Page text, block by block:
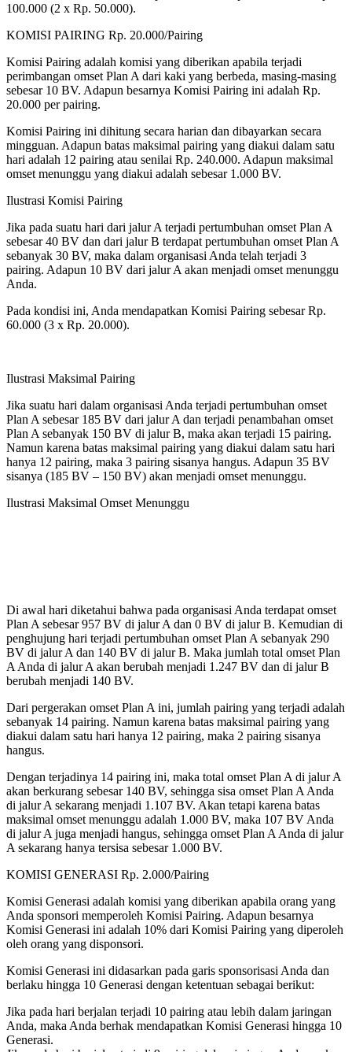
100.000 (2 x Rp. 50.000).
KOMISI PAIRING Rp. 20.000/Pairing
Komisi Pairing adalah komisi yang diberikan apabila terjadi
perimbangan omset Plan A dari kaki yang berbeda, masing-masing
sebesar 10 BV. Adapun besarnya Komisi Pairing ini adalah Rp.
20.000 per pairing.
Komisi Pairing ini dihitung secara harian dan dibayarkan secara
mingguan. Adapun batas maksimal pairing yang diakui dalam satu
hari adalah 12 pairing atau senilai Rp. 240.000. Adapun maksimal
omset menunggu yang diakui adalah sebesar 1.000 BV.
Ilustrasi Komisi Pairing
Jika pada suatu hari dari jalur A terjadi pertumbuhan omset Plan A
sebesar 40 BV dan dari jalur B terdapat pertumbuhan omset Plan A
sebanyak 30 BV, maka dalam organisasi Anda telah terjadi 3
pairing. Adapun 10 BV dari jalur A akan menjadi omset menunggu
Anda.
Pada kondisi ini, Anda mendapatkan Komisi Pairing sebesar Rp.
60.000 (3 x Rp. 20.000).
Ilustrasi Maksimal Pairing
Jika suatu hari dalam organisasi Anda terjadi pertumbuhan omset
Plan A sebesar 185 BV dari jalur A dan terjadi penambahan omset
Plan A sebanyak 150 BV di jalur B, maka akan terjadi 15 pairing.
Namun karena batas maksimal pairing yang diakui dalam satu hari
hanya 12 pairing, maka 3 pairing sisanya hangus. Adapun 35 BV
sisanya (185 BV – 150 BV) akan menjadi omset menunggu.
Ilustrasi Maksimal Omset Menunggu
Di awal hari diketahui bahwa pada organisasi Anda terdapat omset
Plan A sebesar 957 BV di jalur A dan 0 BV di jalur B. Kemudian di
penghujung hari terjadi pertumbuhan omset Plan A sebanyak 290
BV di jalur A dan 140 BV di jalur B. Maka jumlah total omset Plan
A Anda di jalur A akan berubah menjadi 1.247 BV dan di jalur B
berubah menjadi 140 BV.
Dari pergerakan omset Plan A ini, jumlah pairing yang terjadi adalah
sebanyak 14 pairing. Namun karena batas maksimal pairing yang
diakui dalam satu hari hanya 12 pairing, maka 2 pairing sisanya
hangus.
Dengan terjadinya 14 pairing ini, maka total omset Plan A di jalur A
akan berkurang sebesar 140 BV, sehingga sisa omset Plan A Anda
di jalur A sekarang menjadi 1.107 BV. Akan tetapi karena batas
maksimal omset menunggu adalah 1.000 BV, maka 107 BV Anda
di jalur A juga menjadi hangus, sehingga omset Plan A Anda di jalur
A sekarang hanya tersisa sebesar 1.000 BV.
KOMISI GENERASI Rp. 2.000/Pairing
Komisi Generasi adalah komisi yang diberikan apabila orang yang
Anda sponsori memperoleh Komisi Pairing. Adapun besarnya
Komisi Generasi ini adalah 10% dari Komisi Pairing yang diperoleh
oleh orang yang disponsori.
Komisi Generasi ini didasarkan pada garis sponsorisasi Anda dan
berlaku hingga 10 Generasi dengan ketentuan sebagai berikut:
Jika pada hari berjalan terjadi 10 pairing atau lebih dalam jaringan
Anda, maka Anda berhak mendapatkan Komisi Generasi hingga 10
Generasi.